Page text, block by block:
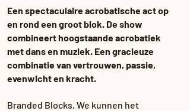
Een spectaculaire acrobatische act op
en rond een groot blok. De show
combineert hoogstaande acrobatiek
met dans en muziek. Een gracieuze
combinatie van vertrouwen, passie,
evenwicht en kracht.
Branded Blocks, We kunnen het